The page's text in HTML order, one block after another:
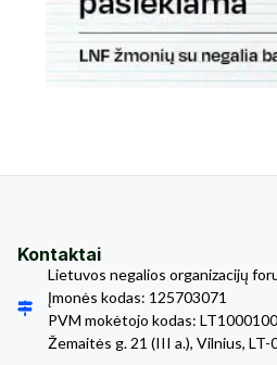
Kontaktai
Lietuvos negalios organizacijų
Įmonės kodas: 125703071
PVM mokėtojo kodas:
Žemaitės g. 21 (III a.), Vilnius, LT-